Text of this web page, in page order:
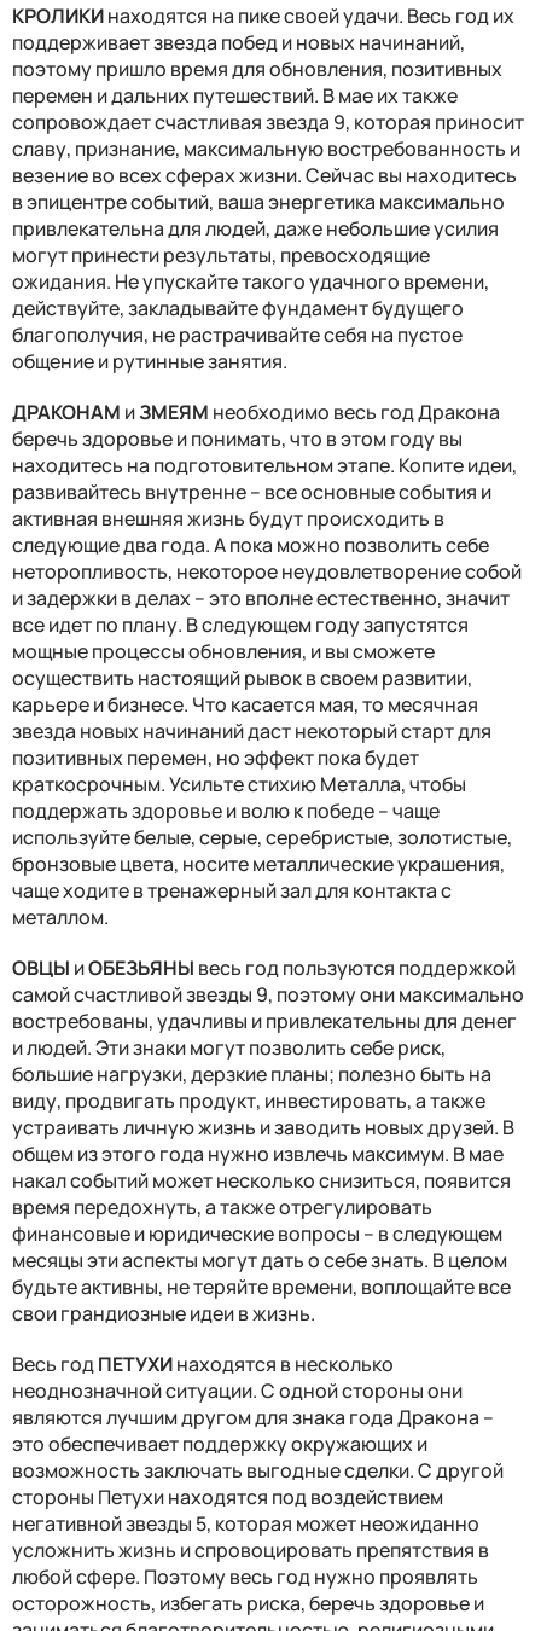
КРОЛИКИнаходятся на пике своей удачи. Весь год их
поддерживает звезда побед и новых начинаний,
поэтому пришло время для обновления, позитивных
перемен и дальних путешествий. В мае их также
сопровождает счастливая звезда 9, которая приносит
славу, признание, максимальную востребованность и
везение во всех сферах жизни. Сейчас вы находитесь
в эпицентре событий, ваша энергетика максимально
привлекательна для людей, даже небольшие усилия
могут принести результаты, превосходящие
ожидания. Не упускайте такого удачного времени,
действуйте, закладывайте фундамент будущего
благополучия, не растрачивайте себя на пустое
общение и рутинные занятия.
ДРАКОНАМ иЗМЕЯМ необходимо весь год Дракона
беречь здоровье и понимать, что в этом году вы
находитесь на подготовительном этапе. Копите идеи,
развивайтесь внутренне – все основные события и
активная внешняя жизнь будут происходить в
следующие два года. А пока можно позволить себе
неторопливость, некоторое неудовлетворение собой
и задержки в делах – это вполне естественно, значит
все идет по плану. В следующем году запустятся
мощные процессы обновления, и вы сможете
осуществить настоящий рывок в своем развитии,
карьере и бизнесе. Что касается мая, то месячная
звезда новых начинаний даст некоторый старт для
позитивных перемен, но эффект пока будет
краткосрочным. Усильте стихию Металла, чтобы
поддержать здоровье и волю к победе – чаще
используйте белые, серые, серебристые, золотистые,
бронзовые цвета, носите металлические украшения,
чаще ходите в тренажерный зал для контакта с
металлом.
ОВЦЫ иОБЕЗЬЯНЫ весь год пользуются поддержкой
самой счастливой звезды 9, поэтому они максимально
востребованы, удачливы и привлекательны для денег
и людей. Эти знаки могут позволить себе риск,
большие нагрузки, дерзкие планы; полезно быть на
виду, продвигать продукт, инвестировать, а также
устраивать личную жизнь и заводить новых друзей. В
общем из этого года нужно извлечь максимум. В мае
накал событий может несколько снизиться, появится
время передохнуть, а также отрегулировать
финансовые и юридические вопросы – в следующем
месяцы эти аспекты могут дать о себе знать. В целом
будьте активны, не теряйте времени, воплощайте все
свои грандиозные идеи в жизнь.
Весь годПЕТУХИнаходятся в несколько
неоднозначной ситуации. С одной стороны они
являются лучшим другом для знака года Дракона –
это обеспечивает поддержку окружающих и
возможность заключать выгодные сделки. С другой
стороны Петухи находятся под воздействием
негативной звезды 5, которая может неожиданно
усложнить жизнь и спровоцировать препятствия в
любой сфере. Поэтому весь год нужно проявлять
осторожность, избегать риска, беречь здоровье и